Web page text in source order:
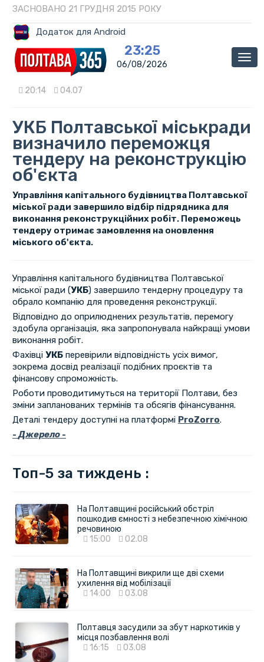
ЗАСНОВАНО 21 ГРУДНЯ 2015 РОКУ
Додаток для Android
23:25
06/08/2026
20:14 04.07
УКБ Полтавської міськради
визначило переможця
тендеру на реконструкцію
об'єкта
Управління капітального будівництва Полтавської
міської ради завершило відбір підрядника для
виконання реконструкційних робіт. Переможець
тендеру отримає замовлення на оновлення
міського об'єкта.
Управління капітального будівництва Полтавської
міської ради (УКБ) завершило тендерну процедуру та
обрало компанію для проведення реконструкції.
Відповідно до оприлюднених результатів, перемогу
здобула організація, яка запропонувала найкращі умови
виконання робіт.
Фахівці УКБперевірили відповідність усіх вимог,
зокрема досвід реалізації подібних проєктів та
фінансову спроможність.
Роботи проводитимуться на території Полтави, без
зміни запланованих термінів та обсягів фінансування.
Деталі тендеру доступні на платформі ProZorro.
-Джерело-
Топ-5 за тиждень :
На Полтавщині російський обстріл
пошкодив ємності з небезпечною хімічною
речовиною
15:00
02.08
На Полтавщині викрили ще дві схеми
ухилення від мобілізації
14:00
03.08
Полтавця засудили за збут наркотиків у
місця позбавлення волі
16:15
03.08